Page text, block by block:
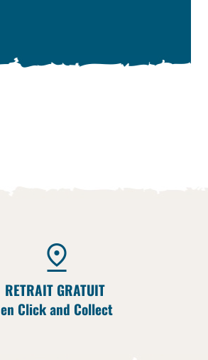
RETRAIT GRATUIT
en Click and Collect